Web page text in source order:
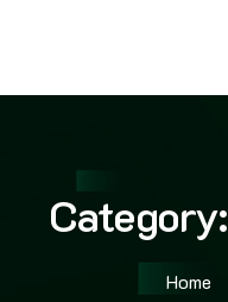
Category:
Home